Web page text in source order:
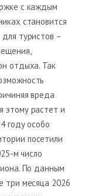
с каждым
становится
туристов –
отдыха. Так
вреда
этому растет и
году особо
посетили
м число
По данным
три месяца 2026